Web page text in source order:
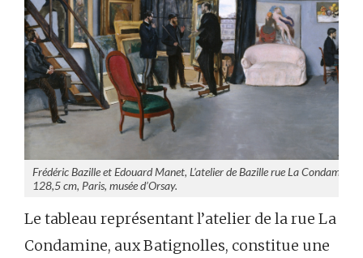
Frédéric Bazille et Edouard Manet, L’atelier de Bazille rue La
128,5 cm, Paris, musée d’Orsay.
Le tableau représentant l’atelier de la rue La
Condamine, aux Batignolles, constitue une